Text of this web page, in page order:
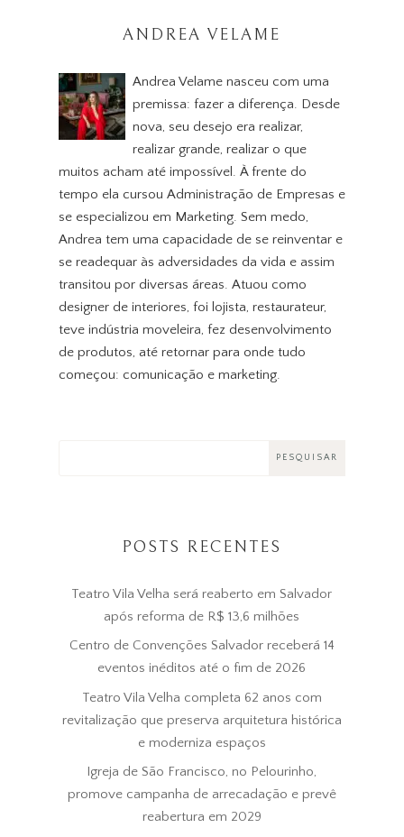
ANDREA VELAME
Andrea Velame nasceu com uma
premissa: fazer a diferença. Desde
nova, seu desejo era realizar,
realizar grande, realizar o que
muitos acham até impossível. À frente do
tempo ela cursou Administração de Empresas e
se especializou em Marketing. Sem medo,
Andrea tem uma capacidade de se reinventar e
se readequar às adversidades da vida e assim
transitou por diversas áreas. Atuou como
designer de interiores, foi lojista, restaurateur,
teve indústria moveleira, fez desenvolvimento
de produtos, até retornar para onde tudo
começou: comunicação e marketing.
POSTS RECENTES
Teatro Vila Velha será reaberto em Salvador
após reforma de R$ 13,6 milhões
Centro de Convenções Salvador receberá 14
eventos inéditos até o fim de 2026
Teatro Vila Velha completa 62 anos com
revitalização que preserva arquitetura histórica
e moderniza espaços
Igreja de São Francisco, no Pelourinho,
promove campanha de arrecadação e prevê
reabertura em 2029